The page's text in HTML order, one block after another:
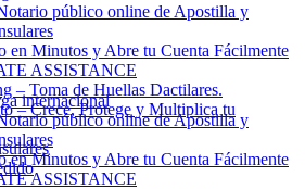
público online de Apostilla y
en Minutos y Abre tu Cuenta Fácilmente
ASSISTANCE
– Toma de Huellas Dactilares.
– Crece, Protege y Multiplica tu
internacional
público online de Apostilla y
en Minutos y Abre tu Cuenta Fácilmente
ASSISTANCE